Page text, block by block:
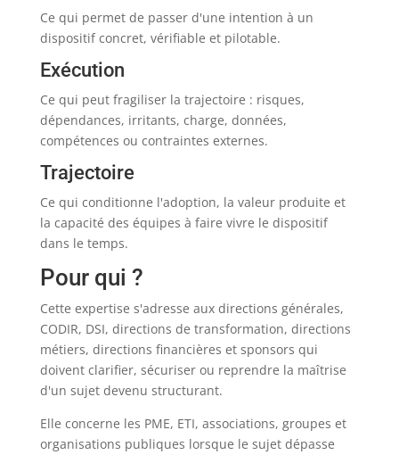
Ce qui permet de passer d'une intention à un
dispositif concret, vérifiable et pilotable.
Exécution
Ce qui peut fragiliser la trajectoire : risques,
dépendances, irritants, charge, données,
compétences ou contraintes externes.
Trajectoire
Ce qui conditionne l'adoption, la valeur produite et
la capacité des équipes à faire vivre le dispositif
dans le temps.
Pour qui ?
Cette expertise s'adresse aux directions générales,
CODIR, DSI, directions de transformation, directions
métiers, directions financières et sponsors qui
doivent clarifier, sécuriser ou reprendre la maîtrise
d'un sujet devenu structurant.
Elle concerne les PME, ETI, associations, groupes et
organisations publiques lorsque le sujet dépasse